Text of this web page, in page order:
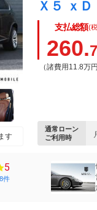
す
支払総額(
260.7
（諸費用11.8万
通常ローン
ご利用時
5
件